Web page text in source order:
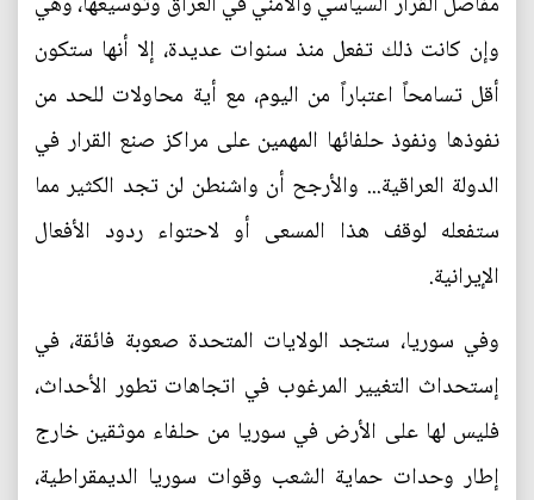
وإن كانت ذلك تفعل منذ سنوات عديدة، إلا أنها ستكون
أقل تسامحاً اعتباراً من اليوم، مع أية محاولات للحد من
نفوذها ونفوذ حلفائها المهمين على مراكز صنع القرار في
الدولة العراقية... والأرجح أن واشنطن لن تجد الكثير مما
ستفعله لوقف هذا المسعى أو لاحتواء ردود الأفعال
الإيرانية.
وفي سوريا، ستجد الولايات المتحدة صعوبة فائقة، في
إستحداث التغيير المرغوب في اتجاهات تطور الأحداث،
فليس لها على الأرض في سوريا من حلفاء موثقين خارج
إطار وحدات حماية الشعب وقوات سوريا الديمقراطية،